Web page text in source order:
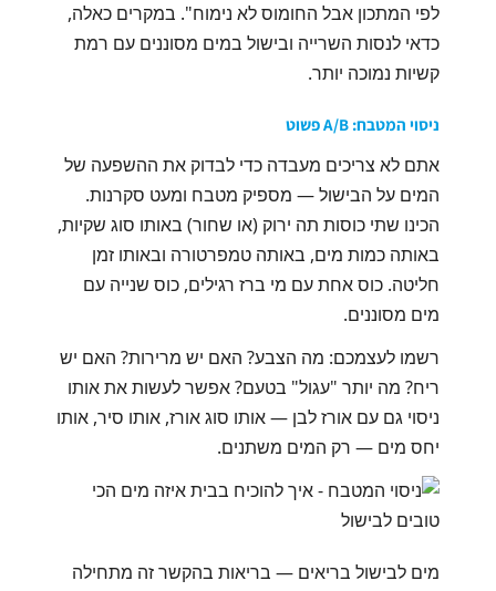
לפי המתכון אבל החומוס לא נימוח". במקרים כאלה,
כדאי לנסות השרייה ובישול במים מסוננים עם רמת
קשיות נמוכה יותר.
ניסוי המטבח: A/B פשוט
אתם לא צריכים מעבדה כדי לבדוק את ההשפעה של
המים על הבישול — מספיק מטבח ומעט סקרנות.
הכינו שתי כוסות תה ירוק (או שחור) באותו סוג שקיות,
באותה כמות מים, באותה טמפרטורה ובאותו זמן
חליטה. כוס אחת עם מי ברז רגילים, כוס שנייה עם
מים מסוננים.
רשמו לעצמכם: מה הצבע? האם יש מרירות? האם יש
ריח? מה יותר "עגול" בטעם? אפשר לעשות את אותו
ניסוי גם עם אורז לבן — אותו סוג אורז, אותו סיר, אותו
יחס מים — רק המים משתנים.
מים לבישול בריאים — בריאות בהקשר זה מתחילה